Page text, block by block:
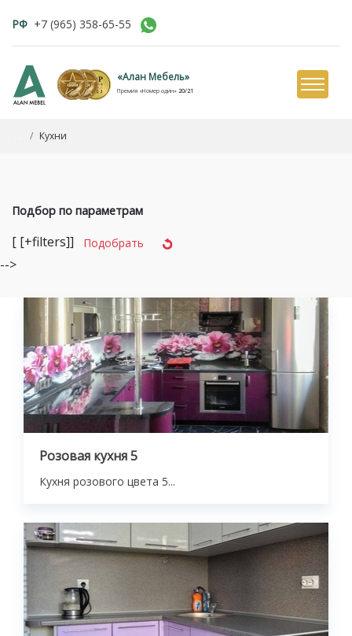
РФ +7 (965) 358-65-55
«Алан Мебель»
Премия «Номер один» 20/21
Кухни
Подбор по параметрам
[ [+filters]] Подобрать
-->
Розовая кухня 5
Кухня розового цвета 5...